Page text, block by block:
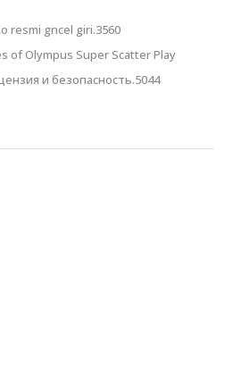
resmi gncel giri.3560
of Olympus Super Scatter Play
и безопасность.5044